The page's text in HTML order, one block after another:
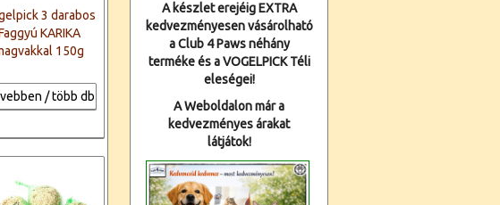
3 darabos
KARIKA
150g
/ több db
A készlet erejéig EXTRA
kedvezményesen vásárolható
a Club 4 Paws néhány
terméke és a VOGELPICK Téli
eleségei!
A Weboldalon már a
kedvezményes árakat
látjátok!